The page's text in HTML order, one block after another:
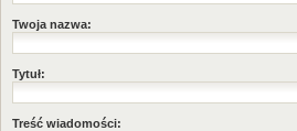
Twoja nazwa:
Tytuł:
Treść wiadomości: